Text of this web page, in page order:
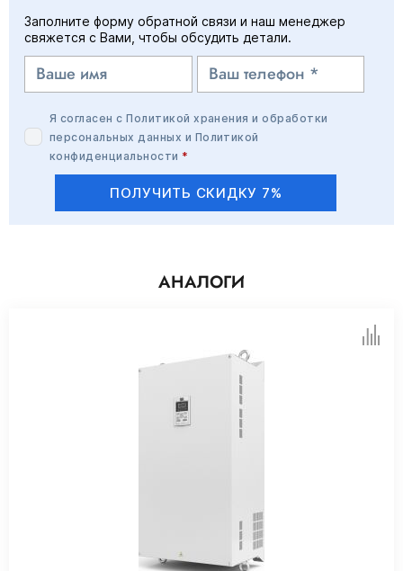
Заполните форму обратной связи и наш менеджер
свяжется с Вами, чтобы обсудить детали.
Я согласен сПолитикой хранения и обработки
персональных данных и Политикой
конфиденциальности *
ПОЛУЧИТЬ СКИДКУ 7%
АНАЛОГИ